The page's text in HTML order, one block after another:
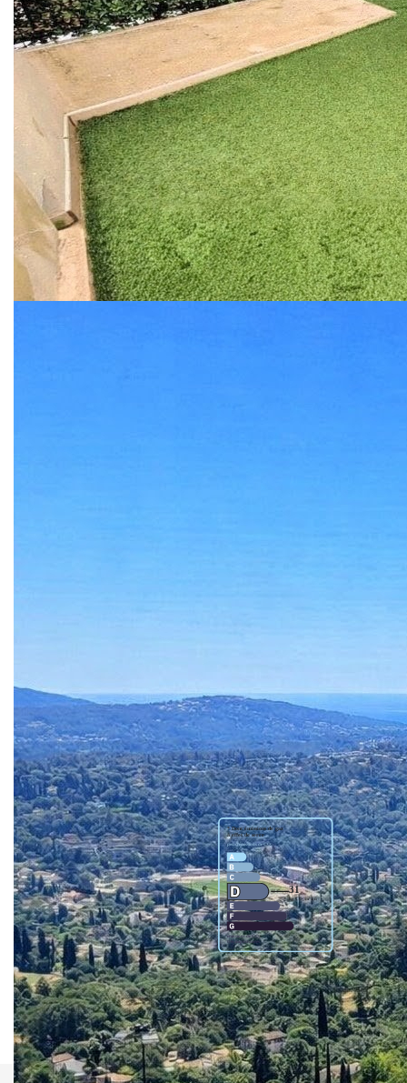
Réf : SC7167
Résidence du Parc bel appartement situé au 4
éme et dernier étage de plus de 66 m2 au calme
avec ascenseur.
l'appartement bénéficie d'une luminosité
naturelle exceptionnelle et d'un panorama à
couper le souffle.
Il est composé d'une belle entrée avec célier et
rangements, un séjour avec cheminée, une cuisine
équipée indépendante neuve le tout donnant sur
une terrasse de + de 24 m2.
Coté nuit deux grandes chambres avec
rangements, une salle de d'eau et wc séparé.
** Honoraires à la charge du vendeur
Nos honoraires Nous contacter
Diagnostics énergétiques
Montant estimé des dépenses annuelles d'énergie
pour un usage standard entre 1080€ et 1530€.
indexées aux années 2021,2022 et 2023 (abonnement
compris).